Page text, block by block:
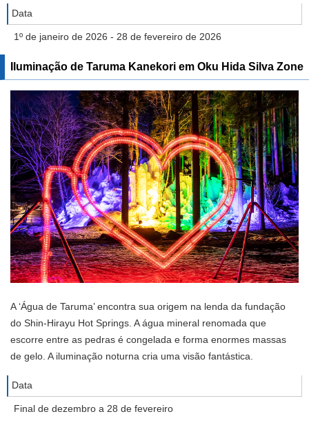
Data
1º de janeiro de 2026 - 28 de fevereiro de 2026
Iluminação de Taruma Kanekori em Oku Hida Silva Zone
A ‘Água de Taruma’ encontra sua origem na lenda da fundação
do Shin-Hirayu Hot Springs. A água mineral renomada que
escorre entre as pedras é congelada e forma enormes massas
de gelo. A iluminação noturna cria uma visão fantástica.
Data
Final de dezembro a 28 de fevereiro